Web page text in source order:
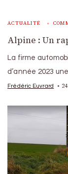
ACTUALITÉ
Alpine : Un
La firme
d’année 2023
Frédéric Euvrard